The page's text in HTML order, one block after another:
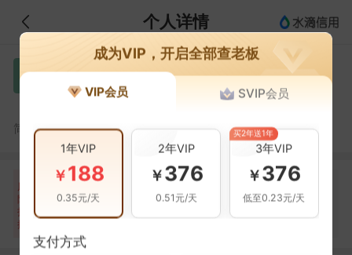
个人详情
林 林碧娟
限制高消费
简介：林碧娟，深圳广富光源科技有限公司的法定代表人
风
险
扫
描
自身风险
暂无风险
关联风险
失信被执行(1条)
提示信息
成为VIP，开启全部查老板
VIP会员 SVIP会员
1年VIP
￥188
0.35元/天
2年VIP
￥376
0.51元/天
3年VIP
￥376
低至0.23元/天
买2年送1年
支付方式